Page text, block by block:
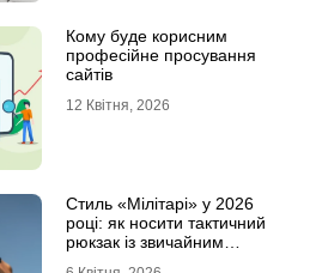
Кому буде корисним
професійне просування
сайтів
12 Квітня, 2026
Стиль «Мілітарі» у 2026
році: як носити тактичний
рюкзак із звичайним